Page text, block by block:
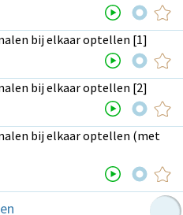
bij elkaar optellen [1]
bij elkaar optellen [2]
bij elkaar optellen (met